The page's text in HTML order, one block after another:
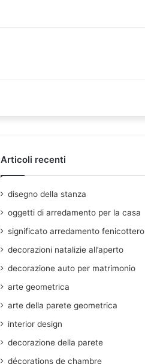
Articoli recenti
disegno della stanza
oggetti di arredamento per la casa
significato arredamento fenicottero
decorazioni natalizie all’aperto
decorazione auto per matrimonio
arte geometrica
arte della parete geometrica
interior design
decorazione della parete
décorations de chambre